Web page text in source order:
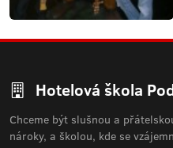
Hotelová škola
Chceme být slušnou a
nároky, a školou, kde se